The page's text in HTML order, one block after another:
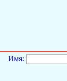
Имя: